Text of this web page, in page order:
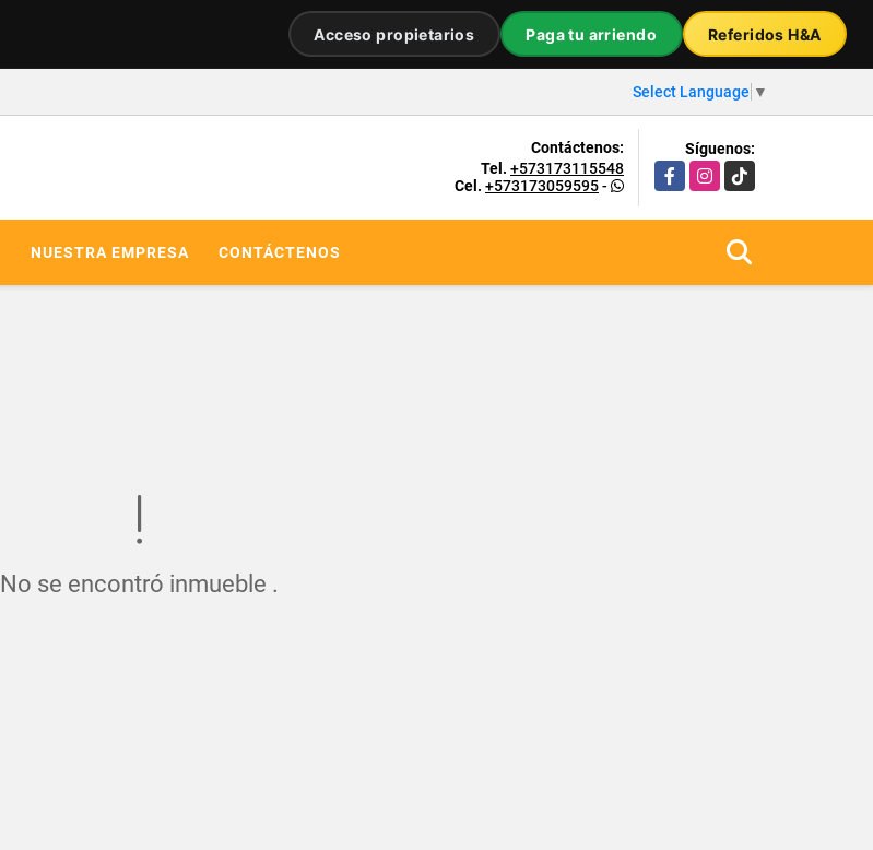
Acceso propietarios Paga tu arriendo Referidos H&A
Select Language ▼
Contáctenos:
Tel. +573173115548
Cel. +573173059595-
Síguenos:
FacebookInstagram
TikTok
NUESTRA EMPRESA CONTÁCTENOS
No se encontró inmueble .